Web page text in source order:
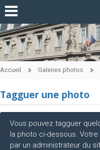
Accueil Galeries photos
Tagguer une photo
Vous pouvez tagguer
la photo ci-dessous.
par un administrateur du